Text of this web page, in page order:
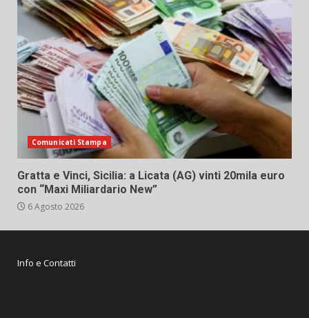
Comunicati Stampa
Gratta e Vinci, Sicilia: a Licata (AG) vinti 20mila euro
con “Maxi Miliardario New”
6 Agosto 2026
Info e Contatti